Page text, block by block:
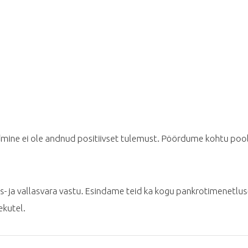
ei ole andnud positiivset tulemust. Pöördume kohtu
ja vallasvara vastu. Esindame teid ka kogu